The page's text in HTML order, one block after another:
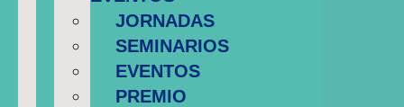
JORNADAS
SEMINARIOS
EVENTOS
PREMIO